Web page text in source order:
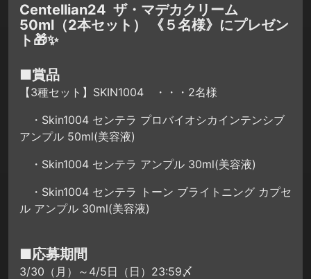
Centellian24 ザ・マデカクリーム
50ml（2本セット） 《５名様》にプレゼン
ト🎁✨
■賞品
【3種セット】SKIN1004 ・・・2名様
・Skin1004 センテラ プロバイオシカインテンシブ
アンプル 50ml(美容液)
・Skin1004 センテラ アンプル 30ml(美容液)
・Skin1004 センテラ トーン ブライトニング カプセ
ル アンプル 30ml(美容液)
■応募期間
3/30（月）～4/5日（日）23:59〆